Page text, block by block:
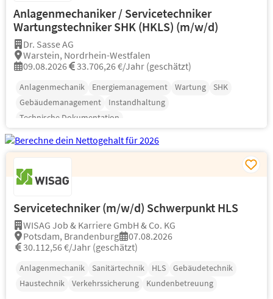
Anlagenmechaniker / Servicetechniker
Wartungstechniker SHK (HKLS) (m/w/d)
Dr. Sasse AG
Warstein, Nordrhein-Westfalen
09.08.2026
33.706,26 €/Jahr (geschätzt)
Anlagenmechanik Energiemanagement Wartung
SHK
Gebäudemanagement
Instandhaltung
Technische Dokumentation
Servicetechniker (m/w/d) Schwerpunkt HLS
WISAG Job & Karriere GmbH & Co. KG
Potsdam, Brandenburg
07.08.2026
30.112,56 €/Jahr (geschätzt)
Anlagenmechanik Sanitärtechnik HLS
Gebäudetechnik
Haustechnik
Verkehrssicherung Kundenbetreuung